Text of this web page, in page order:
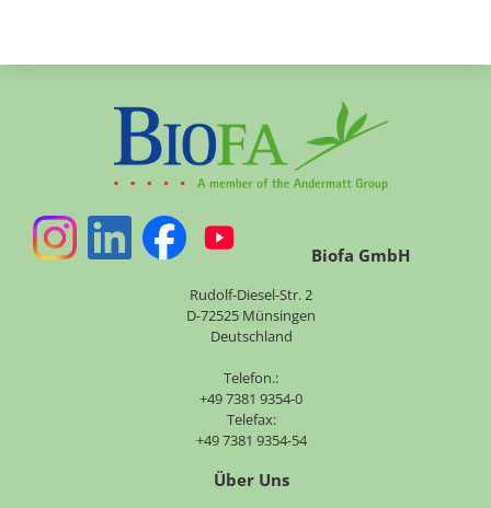
Biofa GmbH
Rudolf-Diesel-Str. 2
D-72525 Münsingen
Deutschland
Telefon.:
+49 7381 9354-0
Telefax:
+49 7381 9354-54
Über Uns